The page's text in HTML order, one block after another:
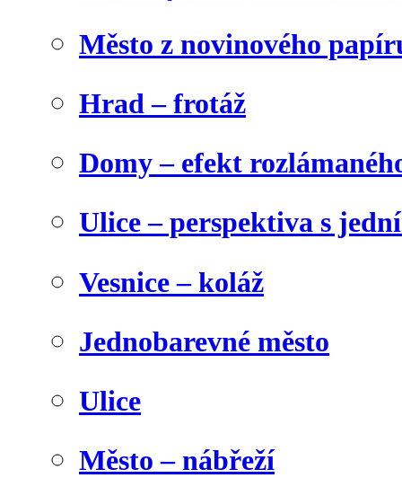
Město z novinového
Hrad – frotáž
Domy – efekt
Ulice – perspektiva s
Vesnice – koláž
Jednobarevné město
Ulice
Město – nábřeží